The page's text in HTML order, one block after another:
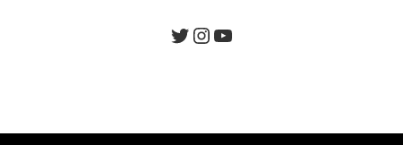
STEP
ツイッターインスタグラムユーチューブ